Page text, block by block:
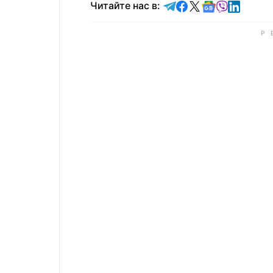
Читайте нас в: Читайте в Telegram
Читайте в
Читайте в X
Читайте в
Читайте